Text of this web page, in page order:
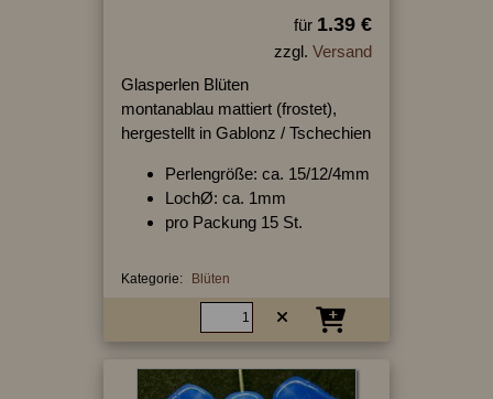
für 1.39 €
zzgl. Versand
Glasperlen Blüten
montanablau mattiert (frostet),
hergestellt in Gablonz / Tschechien
Perlengröße: ca. 15/12/4mm
LochØ: ca. 1mm
pro Packung 15 St.
Kategorie: Blüten